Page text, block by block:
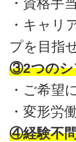
・資格手
・キャリ
プを目指
③2つのシ
・ご希望
・変形労
④経験不